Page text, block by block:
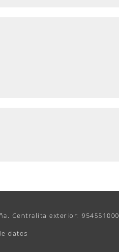
Centralita exterior: 954551000
datos